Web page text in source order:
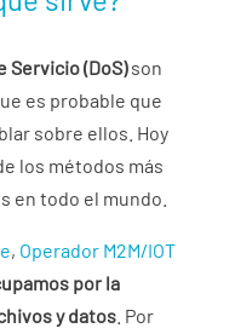
Servicio (DoS)son
es probable que
sobre ellos. Hoy
los métodos más
en todo el mundo.
, Operador M2M/IOT
por la
y datos. Por